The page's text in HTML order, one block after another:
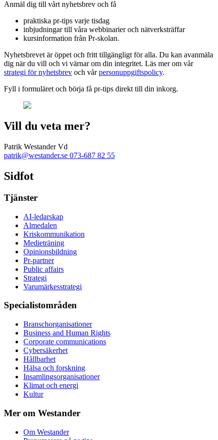
Anmäl dig till vårt nyhetsbrev och få
praktiska pr-tips varje tisdag
inbjudningar till våra webbinarier och nätverksträffar
kursinformation från Pr-skolan.
Nyhetsbrevet är öppet och fritt tillgängligt för alla. Du kan avanmäla
dig när du vill och vi värnar om din integritet. Läs mer om vår
strategi för nyhetsbrev och vårpersonuppgiftspolicy.
Fyll i formuläret och börja få pr-tips direkt till din inkorg.
Vill du veta mer?
Patrik Westander Vd
patrik@westander.se 073-687 82 55
Sidfot
Tjänster
AI-ledarskap
Almedalen
Kris­kommunikation
Medieträning
Opinionsbildning
Pr-partner
Public affairs
Strategi
Varumärkesstrategi
Specialistområden
Branschorganisationer
Business and Human Rights
Corporate communications
Cybersäkerhet
Hållbarhet
Hälsa och forskning
Insamlingsorganisationer
Klimat och energi
Kultur
Mer om Westander
Om Westander